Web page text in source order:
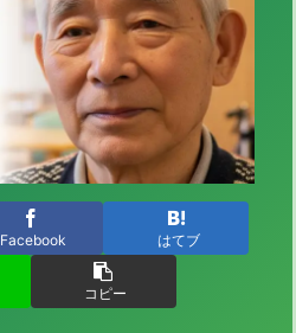
Facebook はてブ
コピー